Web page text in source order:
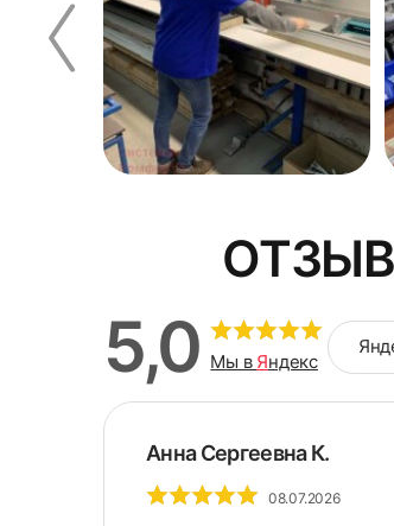
5,0 Мы в Яндекс
Анна Сергеевна К.
08.07.2026